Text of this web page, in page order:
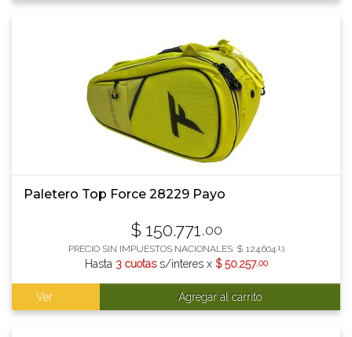
Paletero Top Force 28229 Payo
$ 150.771 ,00
PRECIO SIN IMPUESTOS NACIONALES: $ 124.604 ,13
Hasta 3 cuotass/interes x $ 50.257,00
Ver Agregar al carrito